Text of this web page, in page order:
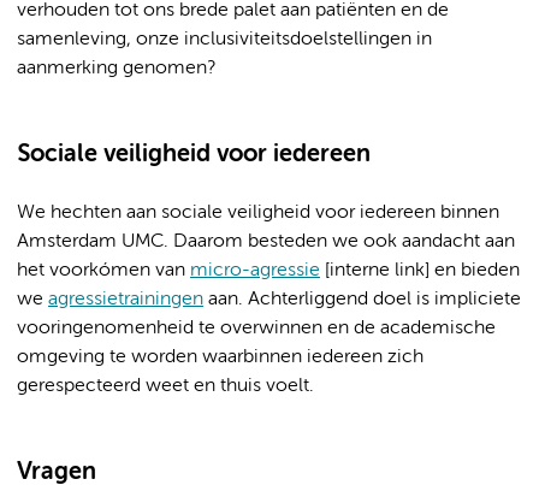
verhouden tot ons brede palet aan patiënten en de
samenleving, onze inclusiviteitsdoelstellingen in
aanmerking genomen?
Sociale veiligheid voor iedereen
We hechten aan sociale veiligheid voor iedereen binnen
Amsterdam UMC. Daarom besteden we ook aandacht aan
het voorkómen van micro-agressie [interne link] en bieden
we agressietrainingen aan. Achterliggend doel is impliciete
vooringenomenheid te overwinnen en de academische
omgeving te worden waarbinnen iedereen zich
gerespecteerd weet en thuis voelt.
Vragen